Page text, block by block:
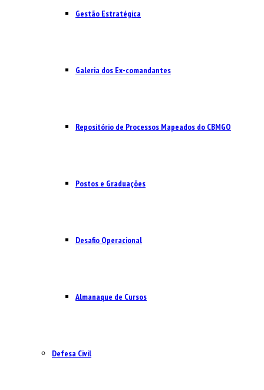
Gestão Estratégica
Galeria dos Ex-comandantes
Repositório de Processos Mapeados do CBMGO
Postos e Graduações
Desafio Operacional
Almanaque de Cursos
Defesa Civil